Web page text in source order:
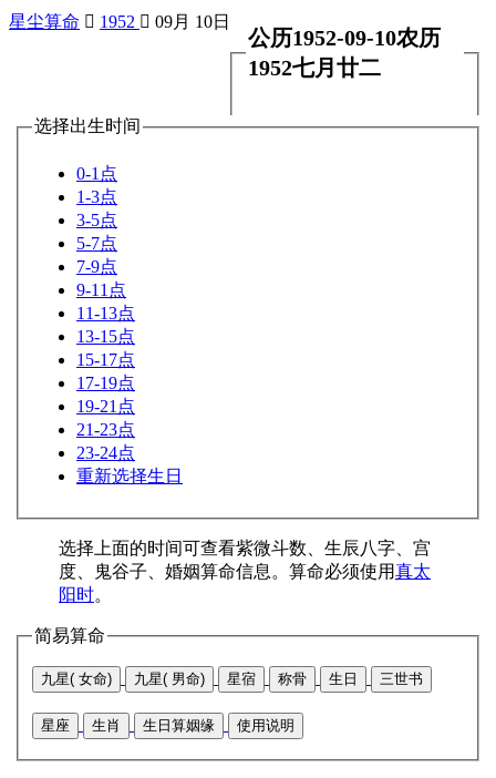
星尘算命  1952  09月 10日
公历1952-09-10农历
1952七月廿二
选择出生时间
0-1点
1-3点
3-5点
5-7点
7-9点
9-11点
11-13点
13-15点
15-17点
17-19点
19-21点
21-23点
23-24点
重新选择生日
选择上面的时间可查看紫微斗数、生辰八字、宫
度、鬼谷子、婚姻算命信息。算命必须使用真太
阳时。
简易算命
九星( 女命) 九星( 男命) 星宿 称骨 生日 三世书
星座 生肖 生日算姻缘 使用说明